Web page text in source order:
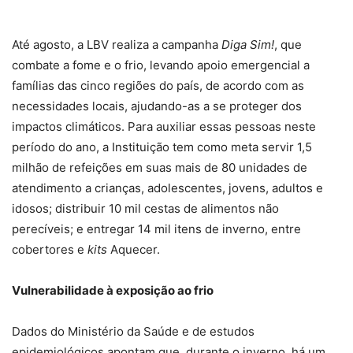
Até agosto, a LBV realiza a campanha Diga Sim!, que
combate a fome e o frio, levando apoio emergencial a
famílias das cinco regiões do país, de acordo com as
necessidades locais, ajudando-as a se proteger dos
impactos climáticos. Para auxiliar essas pessoas neste
período do ano, a Instituição tem como meta servir 1,5
milhão de refeições em suas mais de 80 unidades de
atendimento a crianças, adolescentes, jovens, adultos e
idosos; distribuir 10 mil cestas de alimentos não
perecíveis; e entregar 14 mil itens de inverno, entre
cobertores e kits Aquecer.
Vulnerabilidade à exposição ao frio
Dados do Ministério da Saúde e de estudos